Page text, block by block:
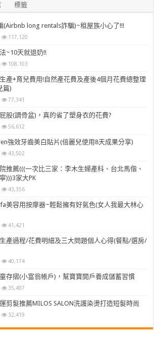
標籤
(Airbnb long rentals詐騙)~租屋族小心了!!!
117,120
~10天就退奶!!
108,103
產+育兒費用!自然產花費及產後4個月花費總整理
篇)
77,341
股(調骨盆)，真的省了塑身衣的花費?
56,612
強效牙齒美白貼片(倍麗兒使用8天成果分享)
43,502
推薦(((一次比三家：李木生婦產科、台北馬偕、
)))3家大PK
43,356
美容用按摩器~輕鬆擁有好氣色(女人我最大林心
41,421
產過程/花費明細及三大問題個人心得(餐點/選房/
40,174
存摺(小富翁帳戶)，幫寶寶開戶養成儲蓄習慣
35,497
剪髮推薦MILOS SALON洗護染燙打造短髮時尚
32,419